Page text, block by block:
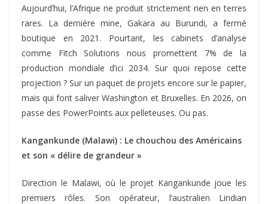
Aujourd’hui, l’Afrique ne produit strictement rien en terres
rares. La dernière mine, Gakara au Burundi, a fermé
boutique en 2021. Pourtant, les cabinets d’analyse
comme Fitch Solutions nous promettent 7% de la
production mondiale d’ici 2034. Sur quoi repose cette
projection ? Sur un paquet de projets encore sur le papier,
mais qui font saliver Washington et Bruxelles. En 2026, on
passe des PowerPoints aux pelleteuses. Ou pas.
Kangankunde (Malawi) : Le chouchou des Américains
et son « délire de grandeur »
Direction le Malawi, où le projet Kangankunde joue les
premiers rôles. Son opérateur, l’australien Lindian